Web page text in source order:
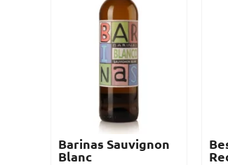
Barinas Sauvignon
Blanc